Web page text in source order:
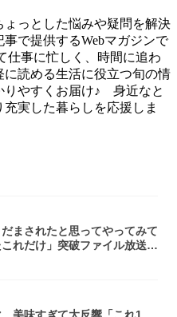
ょっとした悩みや疑問を解決
で提供するWebマガジンで
仕事に忙しく、時間に追わ
読める生活に役立つ旬の情
りやすくお届け♪ 身近なと
実した暮らしを応援しま
まされたと思ってやってみて
これだけ」突破ファイル放送で